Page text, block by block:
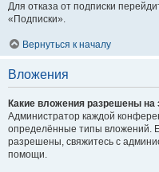
Для отказа от подписки
«Подписки».
Вернуться к началу
Вложения
Какие вложения разрешены на
Администратор каждой
определённые типы вложений.
разрешены, свяжитесь с
помощи.